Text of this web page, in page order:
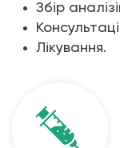
Збір
Лікування.